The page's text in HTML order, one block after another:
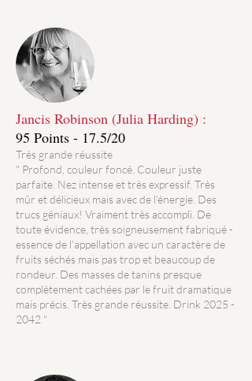
Jancis Robinson (Julia Harding) :
95 Points - 17.5/20
Très grande réussite
" Profond, couleur foncé. Couleur juste
parfaite. Nez intense et très expressif. Très
mûr et délicieux mais avec de l’énergie. Des
trucs géniaux! Vraiment très accompli. De
toute évidence, très soigneusement fabriqué -
essence de l’appellation avec un caractère de
fruits séchés mais pas trop et beaucoup de
rondeur. Des masses de tanins presque
complètement cachées par le fruit dramatique
mais précis. Très grande réussite. Drink 2025 -
2042 "